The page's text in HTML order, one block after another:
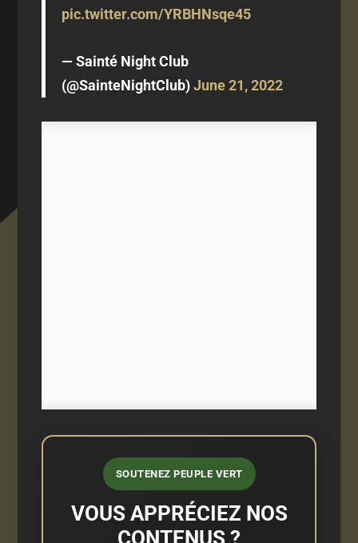
pic.twitter.com/YRBHNsqe45
— Sainté Night Club
(@SainteNightClub)June 21, 2022
SOUTENEZ PEUPLE VERT
VOUS APPRÉCIEZ NOS